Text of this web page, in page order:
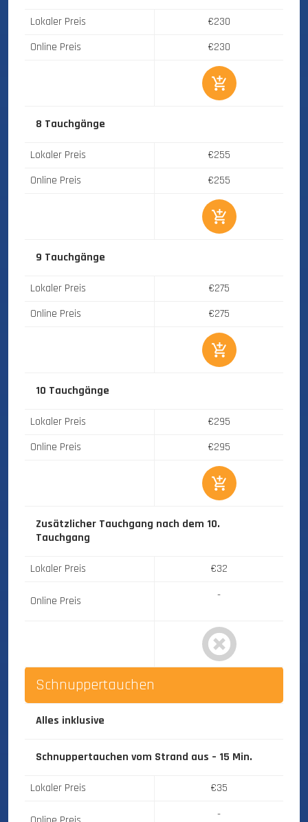
Lokaler Preis
€230
Online Preis
€230
8 Tauchgänge
Lokaler Preis
€255
Online Preis
€255
9 Tauchgänge
Lokaler Preis
€275
Online Preis
€275
10 Tauchgänge
Lokaler Preis
€295
Online Preis
€295
Zusätzlicher Tauchgang nach dem 10.
Tauchgang
Lokaler Preis €32
Online Preis -
Schnuppertauchen
Alles inklusive
Schnuppertauchen vom Strand aus – 15 Min.
Lokaler Preis €35
-